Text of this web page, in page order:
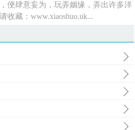
便肆意妄为，玩弄姻缘，弄出许多洋
藏：www.xiaoshuo.uk...